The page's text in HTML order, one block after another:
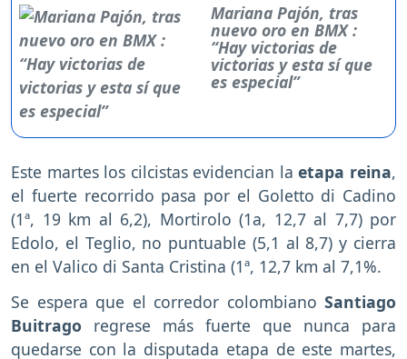
Mariana Pajón, tras
nuevo oro en BMX :
“Hay victorias de
victorias y esta sí que
es especial”
Este martes los cilcistas evidencian la etapa reina,
el fuerte recorrido pasa por el Goletto di Cadino
(1ª, 19 km al 6,2), Mortirolo (1a, 12,7 al 7,7) por
Edolo, el Teglio, no puntuable (5,1 al 8,7) y cierra
en el Valico di Santa Cristina (1ª, 12,7 km al 7,1%.
Se espera que el corredor colombiano Santiago
Buitrago regrese más fuerte que nunca para
quedarse con la disputada etapa de este martes,